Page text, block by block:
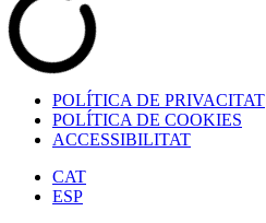
POLÍTICA DE PRIVACITAT
POLÍTICA DE COOKIES
ACCESSIBILITAT
CAT
ESP